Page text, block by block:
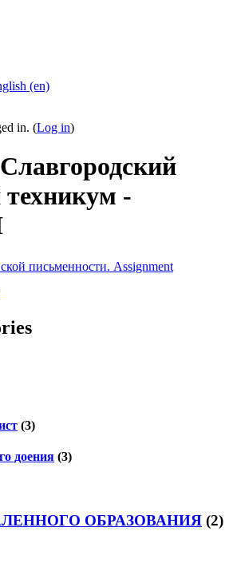
‎(en)‎
in. (Log in)
-
письменности. Assignment
(3)
доения (3)
ОБРАЗОВАНИЯ (2)